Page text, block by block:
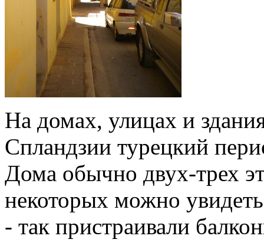
На домах, улицах и
Спландзии турецкий
Дома обычно двух-трех
некоторых можно
- так пристраивали